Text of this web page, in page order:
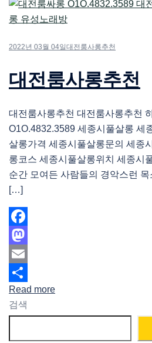
2022년 03월 04일 대전룸사롱추천
대전룸사롱추천
대전룸사롱추천 대전룸사롱추천
O1O.4832.3589 세종시풀살롱 세
살롱가격 세종시풀살롱문의 세종
롱코스 세종시풀살롱위치 세종시
순간 모여든 사람들의 경악스런
[…]
Facebook
Mastodon
Email
Share
Read more
검색